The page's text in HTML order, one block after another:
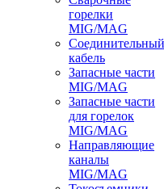
горелки
MIG/MAG
Соединительный
кабель
Запасные части
MIG/MAG
Запасные части
для горелок
MIG/MAG
Направляющие
каналы
MIG/MAG